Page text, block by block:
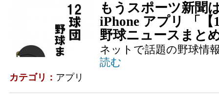
もうスポーツ新聞
iPhone アプリ 「【
野球ニュースまと
ネットで話題の野球情
読む
カテゴリ： アプリ